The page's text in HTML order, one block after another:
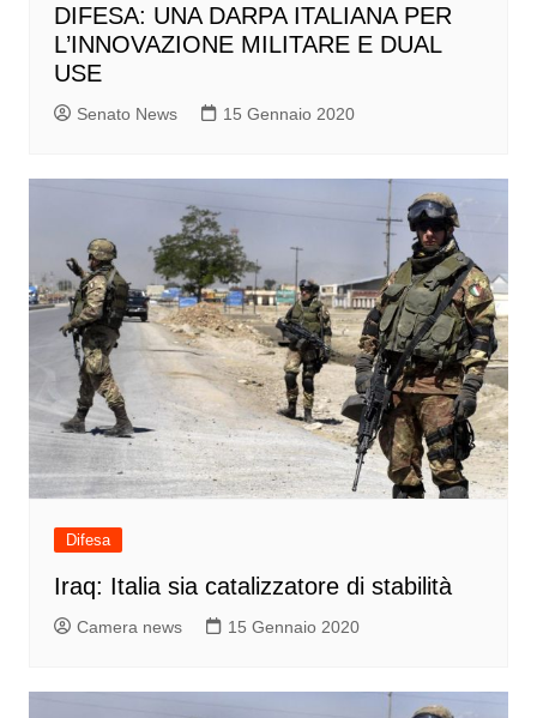
DIFESA: UNA DARPA ITALIANA PER
L’INNOVAZIONE MILITARE E DUAL
USE
Senato News 15 Gennaio 2020
Difesa
Iraq: Italia sia catalizzatore di stabilità
Camera news 15 Gennaio 2020